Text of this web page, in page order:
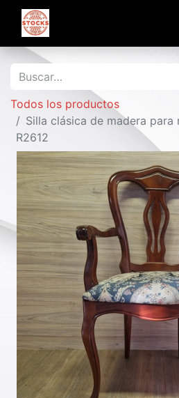
Todos los productos
Silla clásica de madera para
R2612